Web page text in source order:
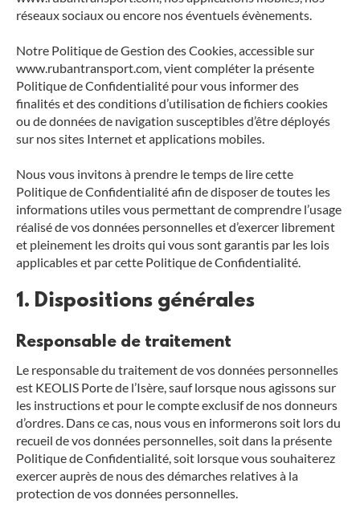
réseaux sociaux ou encore nos éventuels évènements.
Notre Politique de Gestion des Cookies, accessible sur
www.rubantransport.com, vient compléter la présente
Politique de Confidentialité pour vous informer des
finalités et des conditions d’utilisation de fichiers cookies
ou de données de navigation susceptibles d’être déployés
sur nos sites Internet et applications mobiles.
Nous vous invitons à prendre le temps de lire cette
Politique de Confidentialité afin de disposer de toutes les
informations utiles vous permettant de comprendre l’usage
réalisé de vos données personnelles et d’exercer librement
et pleinement les droits qui vous sont garantis par les lois
applicables et par cette Politique de Confidentialité.
1. Dispositions générales
Responsable de traitement
Le responsable du traitement de vos données personnelles
est KEOLIS Porte de l’Isère, sauf lorsque nous agissons sur
les instructions et pour le compte exclusif de nos donneurs
d’ordres. Dans ce cas, nous vous en informerons soit lors du
recueil de vos données personnelles, soit dans la présente
Politique de Confidentialité, soit lorsque vous souhaiterez
exercer auprès de nous des démarches relatives à la
protection de vos données personnelles.